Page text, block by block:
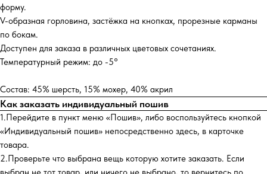
форму.
V-образная горловина, застёжка на кнопках, прорезные карманы
по бокам.
Доступен для заказа в различных цветовых сочетаниях.
Температурный режим: до -5°
Состав: 45% шерсть, 15% мохер, 40% акрил
Как заказать индивидуальный пошив
1.Перейдите в пункт меню «Пошив», либо воспользуйтесь кнопкой
«Индивидуальный пошив» непосредственно здесь, в карточке
товара.
2.Проверьте что выбрана вещь которую хотите заказать. Если